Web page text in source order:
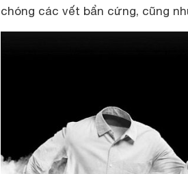
chóng các vết bẩn cứng, cũng